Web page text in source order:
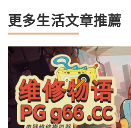
更多生活文章推薦